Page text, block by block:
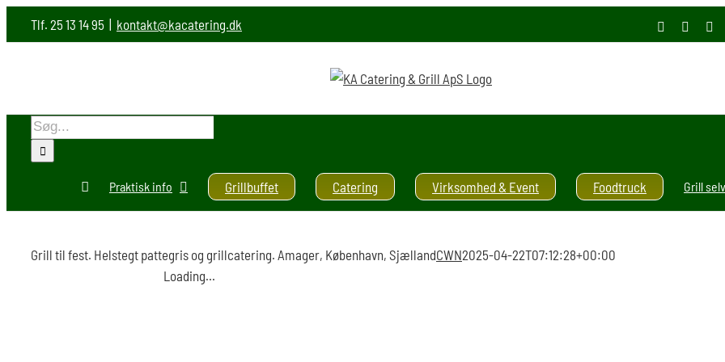
Tlf. 25 13 14 95 kontakt@kacatering.dk Facebook
Søg
efter:
Praktisk info Grillbuffet Catering Virksomhed & Event Foodtruck Grill selv
Grill til fest. Helstegt pattegris og grillcatering. Amager, København, SjællandCWN2025-04-22T07:12:28+00:00
Loading...